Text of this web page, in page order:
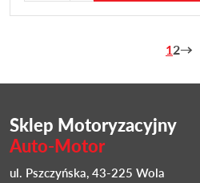
12→
Sklep Motoryzacyjny
Auto-Motor
ul. Pszczyńska, 43-225 Wola